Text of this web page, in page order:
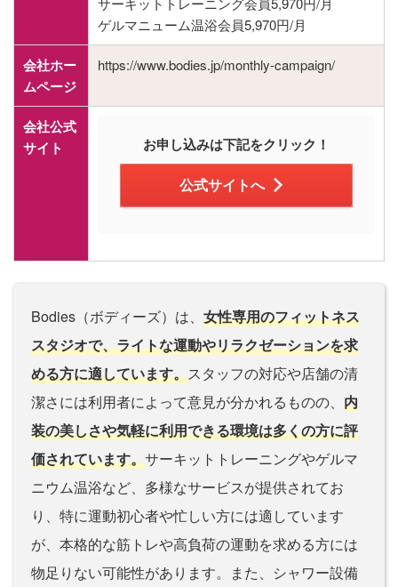
ゲルマニューム温浴会員5,970円/月
会社ホー
ムページ
https://www.bodies.jp/monthly-campaign/
会社公式
サイト
お申し込みは下記をクリック！
公式サイトへ
Bodies（ボディーズ）は、 女性専用のフィットネス
スタジオで、ライトな運動やリラクゼーションを求
める方に適しています。スタッフの対応や店舗の清
潔さには利用者によって意見が分かれるものの、 内
装の美しさや気軽に利用できる環境は多くの方に評
価されています。サーキットトレーニングやゲルマ
ニウム温浴など、多様なサービスが提供されてお
り、特に運動初心者や忙しい方には適しています
が、本格的な筋トレや高負荷の運動を求める方には
物足りない可能性があります。また、シャワー設備